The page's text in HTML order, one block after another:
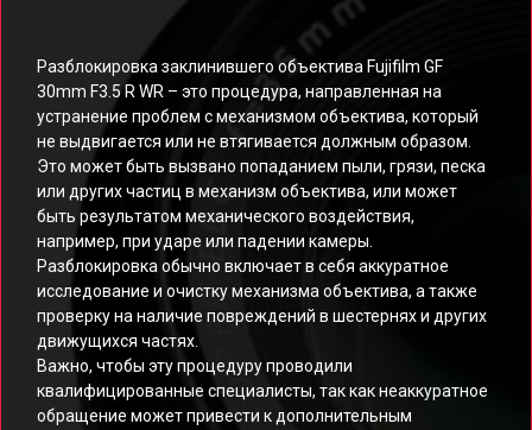
Разблокировка заклинившего объектива Fujifilm GF
30mm F3.5 R WR – это процедура, направленная на
устранение проблем с механизмом объектива, который
не выдвигается или не втягивается должным образом.
Это может быть вызвано попаданием пыли, грязи, песка
или других частиц в механизм объектива, или может
быть результатом механического воздействия,
например, при ударе или падении камеры.
Разблокировка обычно включает в себя аккуратное
исследование и очистку механизма объектива, а также
проверку на наличие повреждений в шестернях и других
движущихся частях.
Важно, чтобы эту процедуру проводили
квалифицированные специалисты, так как неаккуратное
обращение может привести к дополнительным